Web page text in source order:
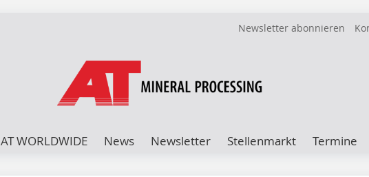
Newsletter abonnieren
AT WORLDWIDE News Newsletter Stellenmarkt Termine